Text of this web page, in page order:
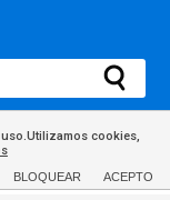
cookies,
BLOQUEAR ACEPTO